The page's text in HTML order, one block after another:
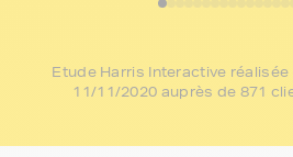
Etude Harris Interactive réalisée
11/11/2020 auprès de 871